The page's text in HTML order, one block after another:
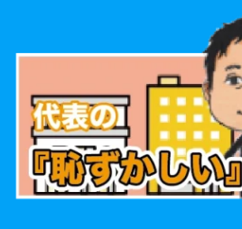
o
k
g
a
m
e
u
b
e